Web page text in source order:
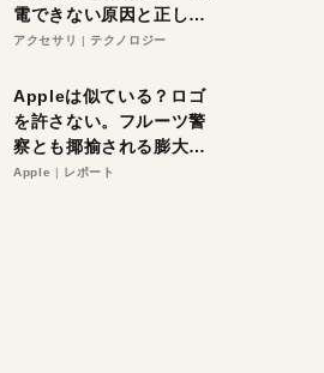
電できない原因と正しい
対策
アクセサリ テクノロジー
Appleは似ている？ロゴ
を許さない。フルーツ警
察とも揶揄される膨大な
異議申し立て。対象は非
Apple レポート